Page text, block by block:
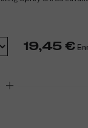
19,45 €